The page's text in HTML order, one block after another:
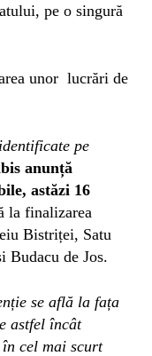
pe o singură
unor lucrări de
pe
anunță
astăzi 16
la finalizarea
Bistriței, Satu
i Budacu de Jos.
se află la fața
astfel încât
cel mai scurt